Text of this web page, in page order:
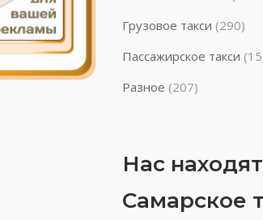
Грузовое такси (290)
Пассажирское такси
Разное (207)
Нас
Самарское